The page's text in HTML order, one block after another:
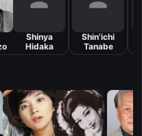
Shinya
Hidaka
Shin'ichi
Tanabe